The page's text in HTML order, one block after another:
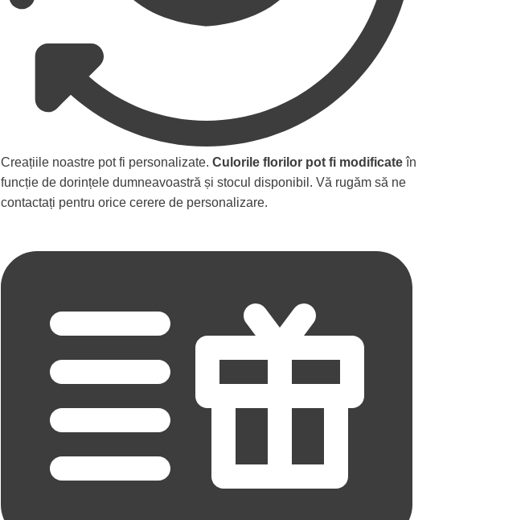
Creațiile noastre pot fi personalizate. Culorile florilor pot fi modificateîn
funcție de dorințele dumneavoastră și stocul disponibil. Vă rugăm să ne
contactați pentru orice cerere de personalizare.